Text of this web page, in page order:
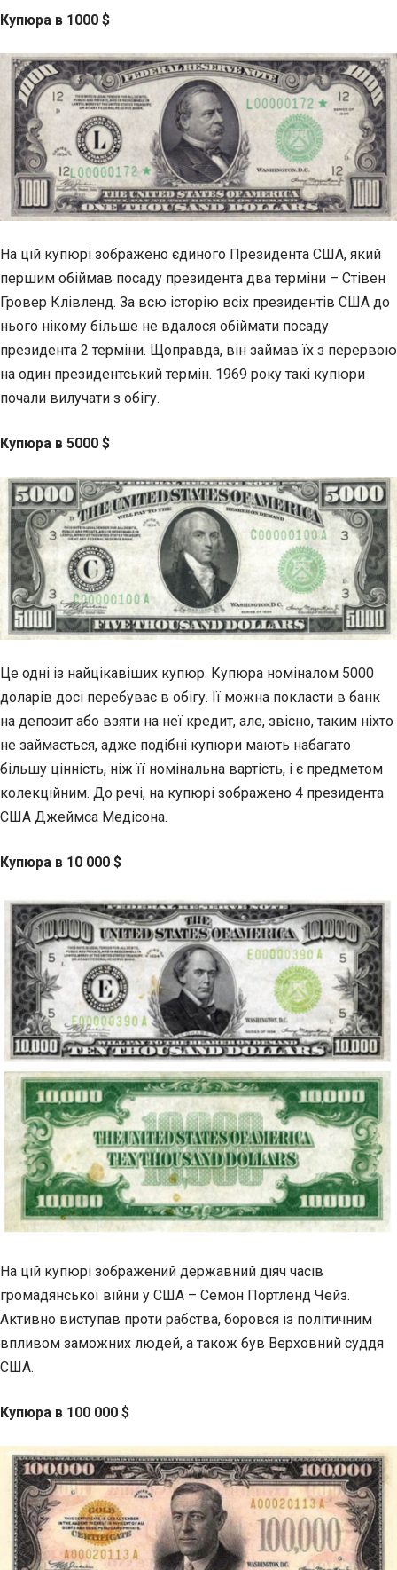
Купюра в 1000 $
На цій купюрі зображено єдиного Президента США, який
першим обіймав посаду президента два терміни – Стівен
Гровер Клівленд. За всю історію всіх президентів США до
нього нікому більше не вдалося обіймати посаду
президента 2 терміни. Щоправда, він займав їх з перервою
на один президентський термін. 1969 року такі купюри
почали вилучати з обігу.
Купюра в 5000 $
Це одні із найцікавіших купюр. Купюра номіналом 5000
доларів досі перебуває в обігу. Її можна покласти в банк
на депозит або взяти на неї кредит, але, звісно, таким ніхто
не займається, адже подібні купюри мають набагато
більшу цінність, ніж її номінальна вартість, і є предметом
колекційним. До речі, на купюрі зображено 4 президента
США Джеймса Медісона.
Купюра в 10 000 $
На цій купюрі зображений державний діяч часів
громадянської війни у США – Семон Портленд Чейз.
Активно виступав проти рабства, боровся із політичним
впливом заможних людей, а також був Верховний суддя
США.
Купюра в 100 000 $